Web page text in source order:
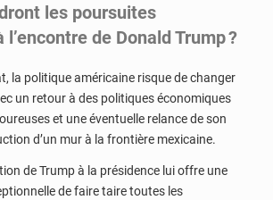
les poursuites
de Donald Trump ?
la politique américaine risque de changer
un retour à des politiques économiques
et une éventuelle relance de son
d’un mur à la frontière mexicaine.
de Trump à la présidence lui offre une
de faire taire toutes les